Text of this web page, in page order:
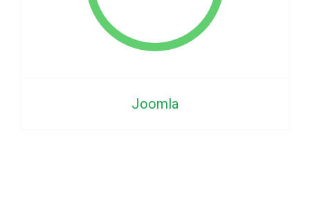
Joomla